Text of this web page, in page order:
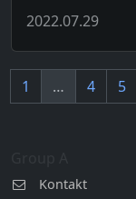
2022.07.29
1 … 4 5
Kontakt